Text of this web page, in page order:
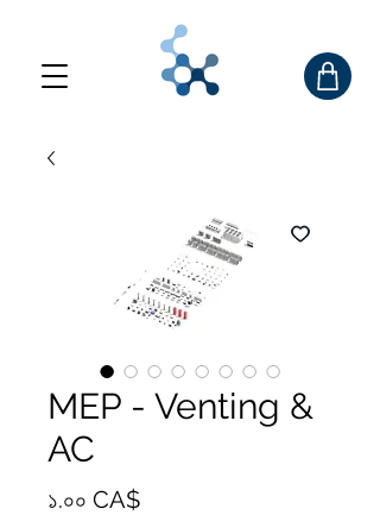
MEP - Venting &
AC
১.০০ CA$Price